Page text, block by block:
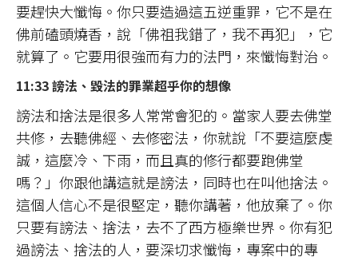
要趕快大懺悔。你只要造過這五逆重罪，它不是在
佛前磕頭燒香，說「佛祖我錯了，我不再犯」，它
就算了。它要用很強而有力的法門，來懺悔對治。
11:33 謗法、毀法的罪業超乎你的想像
謗法和捨法是很多人常常會犯的。當家人要去佛堂
共修，去聽佛經、去修密法，你就說「不要這麼虔
誠，這麼冷、下雨，而且真的修行都要跑佛堂
嗎？」你跟他講這就是謗法，同時也在叫他捨法。
這個人信心不是很堅定，聽你講著，他放棄了。你
只要有謗法、捨法，去不了西方極樂世界。你有犯
過謗法、捨法的人，要深切求懺悔，專案中的專